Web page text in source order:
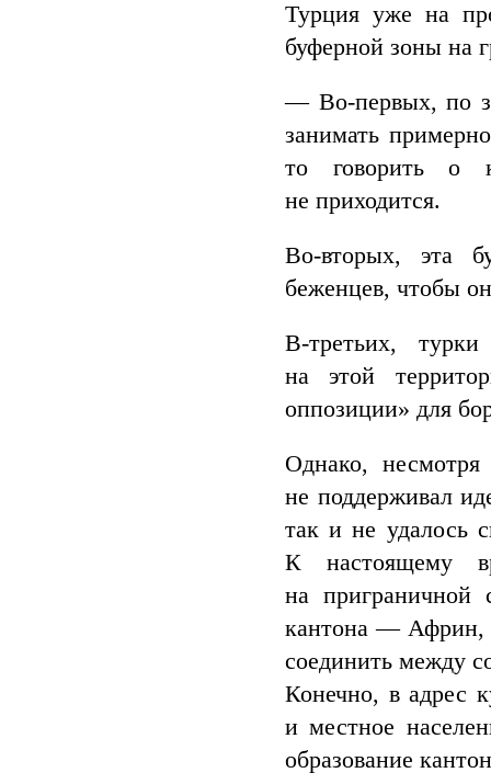
Турция уже на
буферной зоны на
— Во-первых, по
занимать
то говорить о
не приходится.
Во-вторых, эта
беженцев, чтобы
В-третьих,
на этой
оппозиции» для
Однако,
не поддерживал
так и не удалось
К настоящему
на приграничной
кантона — Африн,
соединить между
Конечно, в адрес
и местное
образование